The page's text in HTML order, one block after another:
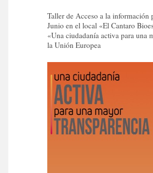
Taller de Acceso a la información
Junio en el local «El Cantaro
«Una ciudadanía activa para una
la Unión Europea